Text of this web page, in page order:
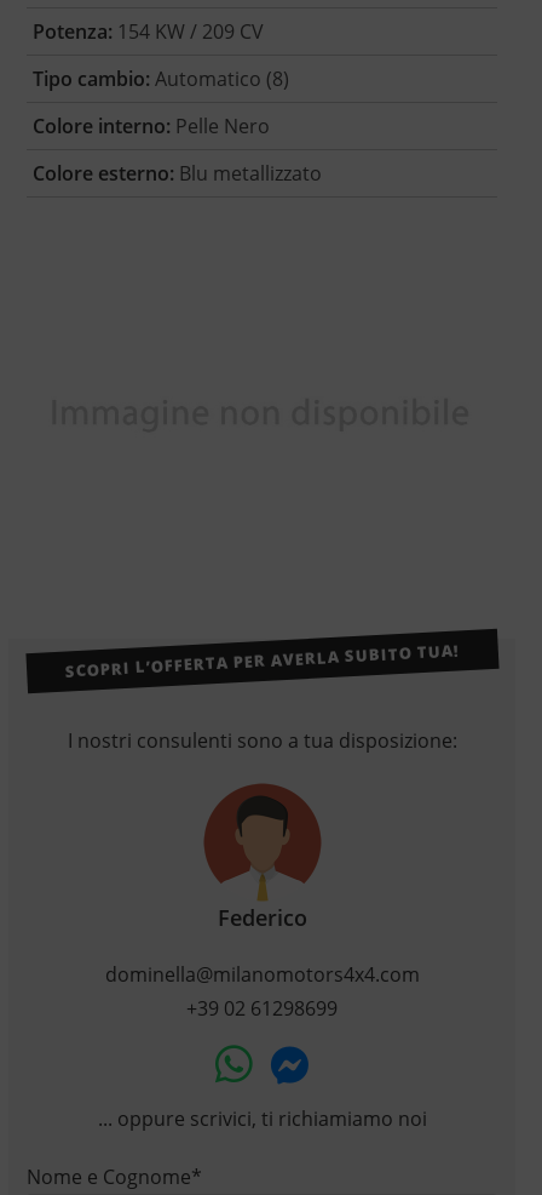
Potenza: 154 KW / 209 CV
Tipo cambio: Automatico (8)
Colore interno: Pelle Nero
Colore esterno: Blu metallizzato
SCOPRI L’OFFERTA PER AVERLA SUBITO TUA!
I nostri consulenti sono a tua disposizione:
Federico
dominella@milanomotors4x4.com
+39 02 61298699
... oppure scrivici, ti richiamiamo noi
Nome e Cognome*